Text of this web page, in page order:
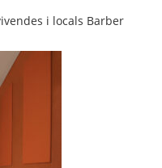
i locals Barber